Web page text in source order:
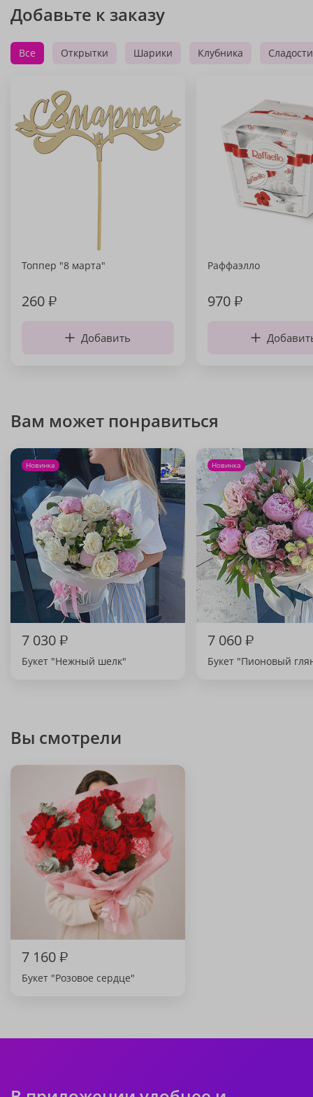
Добавьте к заказу
Все Открытки Шарики Клубника Сладости
Топпер "8 марта"
260₽
Добавить
Раффаэлло
970₽
Вам может понравиться
Новинка
7 030₽
Букет "Нежный шелк"
Новинка
7 060₽
Букет "Пионовый
Вы смотрели
7 160₽
Букет "Розовое сердце"